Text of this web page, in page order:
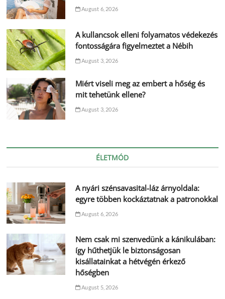
August 6, 2026
A kullancsok elleni folyamatos védekezés
fontosságára figyelmeztet a Nébih
August 3, 2026
Miért viseli meg az embert a hőség és
mit tehetünk ellene?
August 3, 2026
ÉLETMÓD
A nyári szénsavasital-láz árnyoldala:
egyre többen kockáztatnak a patronokkal
August 6, 2026
Nem csak mi szenvedünk a kánikulában:
így hűthetjük le biztonságosan
kisállatainkat a hétvégén érkező
hőségben
August 5, 2026